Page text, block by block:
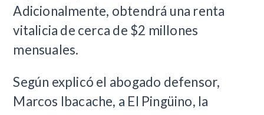
Adicionalmente, obtendrá una renta
vitalicia de cerca de $2 millones
mensuales.
Según explicó el abogado defensor,
Marcos Ibacache, a El Pingüino, la